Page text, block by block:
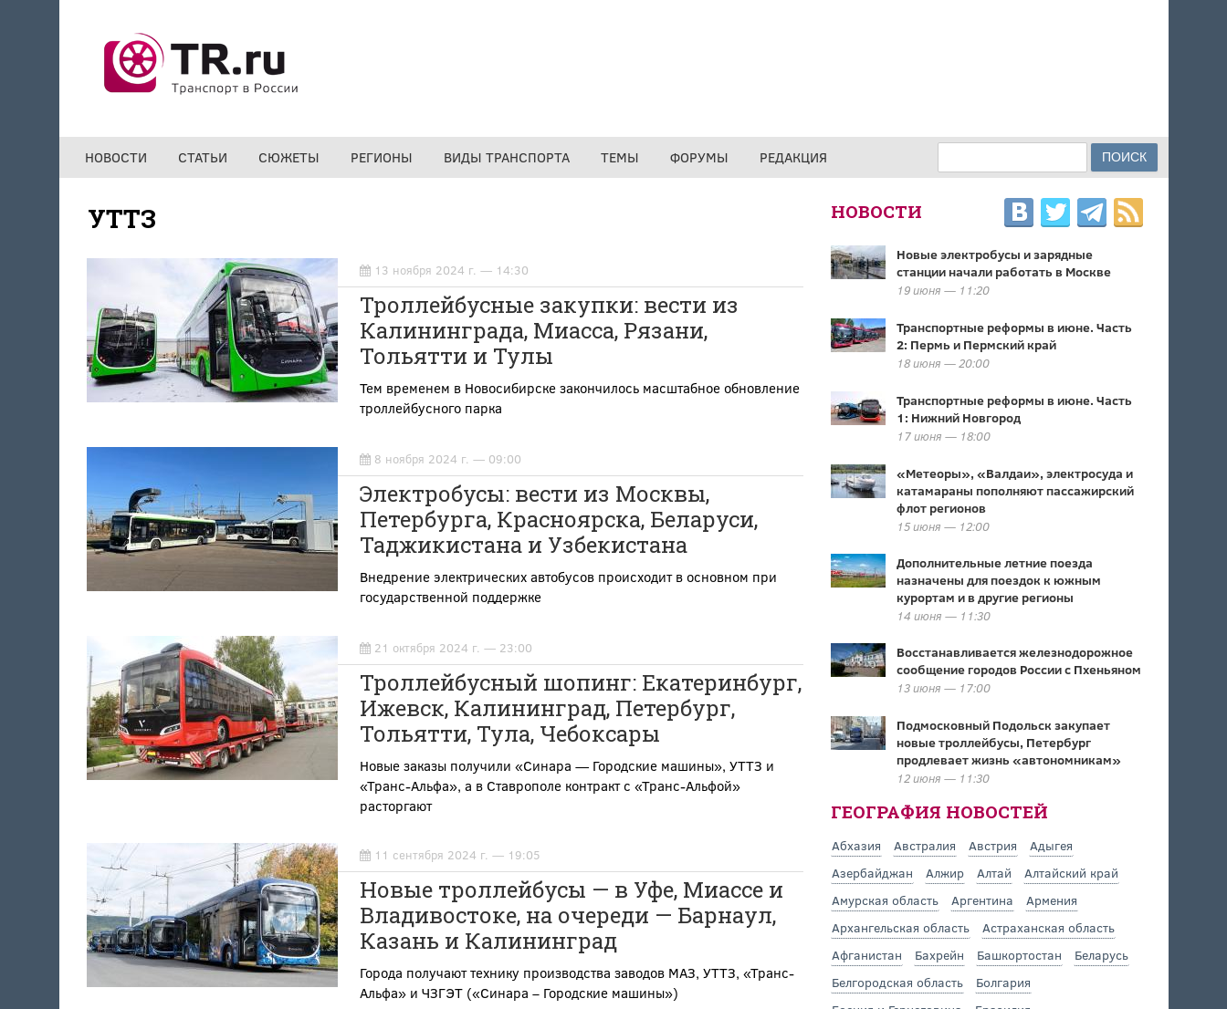
НОВОСТИ СТАТЬИ СЮЖЕТЫ РЕГИОНЫ ВИДЫ ТРАНСПОРТА ТЕМЫ ФОРУМЫ РЕДАКЦИЯ ФОРМА ПОИСКА
УТТЗ
13 ноября 2024 г. — 14:30
Троллейбусные закупки: вести из
Калининграда, Миасса, Рязани,
Тольятти и Тулы
Тем временем в Новосибирске закончилось масштабное обновление
троллейбусного парка
8 ноября 2024 г. — 09:00
Электробусы: вести из Москвы,
Петербурга, Красноярска, Беларуси,
Таджикистана и Узбекистана
Внедрение электрических автобусов происходит в основном при
государственной поддержке
21 октября 2024 г. — 23:00
Троллейбусный шопинг: Екатеринбург,
Ижевск, Калининград, Петербург,
Тольятти, Тула, Чебоксары
Новые заказы получили «Синара — Городские машины», УТТЗ и
«Транс-Альфа», а в Ставрополе контракт с «Транс-Альфой»
расторгают
11 сентября 2024 г. — 19:05
Новые троллейбусы — в Уфе, Миассе и
Владивостоке, на очереди — Барнаул,
Казань и Калининград
Города получают технику производства заводов МАЗ, УТТЗ, «Транс-
Альфа» и ЧЗГЭТ («Синара – Городские машины»)
НОВОСТИ
Новые электробусы и зарядные
станции начали работать в Москве
19 июня — 11:20
Транспортные реформы в июне. Часть
2: Пермь и Пермский край
18 июня — 20:00
Транспортные реформы в июне. Часть
1: Нижний Новгород
17 июня — 18:00
«Метеоры», «Валдаи», электросуда и
катамараны пополняют пассажирский
флот регионов
15 июня — 12:00
Дополнительные летние поезда
назначены для поездок к южным
курортам и в другие регионы
14 июня — 11:30
Восстанавливается железнодорожное
сообщение городов России с Пхеньяном
13 июня — 17:00
Подмосковный Подольск закупает
новые троллейбусы, Петербург
продлевает жизнь «автономникам»
12 июня — 11:30
ГЕОГРАФИЯ НОВОСТЕЙ
Абхазия Австралия Австрия
Адыгея
Азербайджан
Алжир Алтай
Алтайский край
Амурская область
Аргентина
Армения
Архангельская область
Астраханская область
Афганистан
Бахрейн Башкортостан
Беларусь
Белгородская область
Болгария